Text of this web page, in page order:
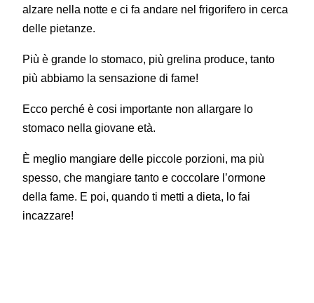
alzare nella notte e ci fa andare nel frigorifero in cerca
delle pietanze.
Più è grande lo stomaco, più grelina produce, tanto
più abbiamo la sensazione di fame!
Ecco perché è cosi importante non allargare lo
stomaco nella giovane età.
È meglio mangiare delle piccole porzioni, ma più
spesso, che mangiare tanto e coccolare l’ormone
della fame. E poi, quando ti metti a dieta, lo fai
incazzare!